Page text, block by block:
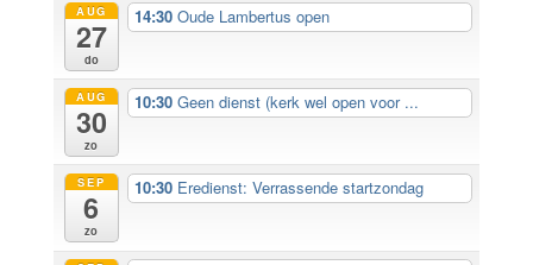
AUG
27
do
14:30Oude Lambertus open
AUG
30
zo
10:30Geen dienst (kerk wel open voor ...
SEP
6
zo
10:30 Eredienst: Verrassende startzondag